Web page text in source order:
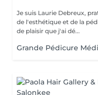
Je suis Laurie Debreux,
de l'esthétique et de la
de plaisir que j'ai dé...
Grande Pédicure